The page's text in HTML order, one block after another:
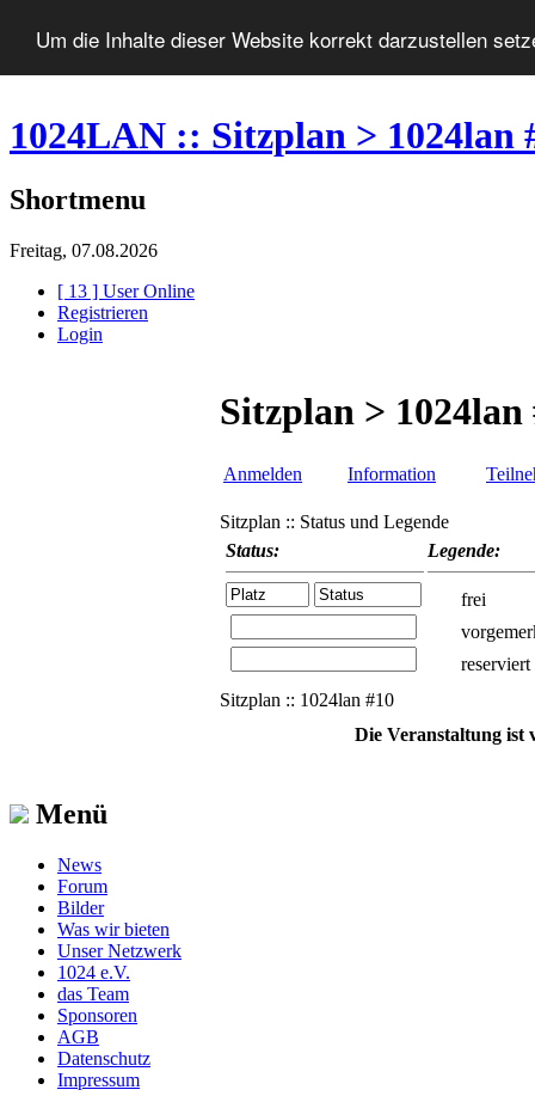
Um die Inhalte dieser Website korrekt darzustellen
1024LAN :: Sitzplan > 1024lan
Shortmenu
Freitag, 07.08.2026
[ 13 ] User Online
Registrieren
Login
Menü
News
Forum
Bilder
Was wir bieten
Unser Netzwerk
1024 e.V.
das Team
Sponsoren
AGB
Datenschutz
Impressum
Sitzplan > 1024lan
Anmelden Information
Sitzplan :: Status und Legende
Status:
Legende:
frei
reserviert
Sitzplan :: 1024lan #10
Die Veranstaltung ist